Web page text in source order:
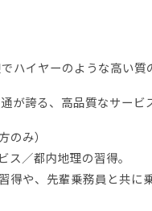
ハイヤーのような高い
誇る、高品質なサービ
のみ）
ス／都内地理の習得。
得や、先輩乗務員と共に乗